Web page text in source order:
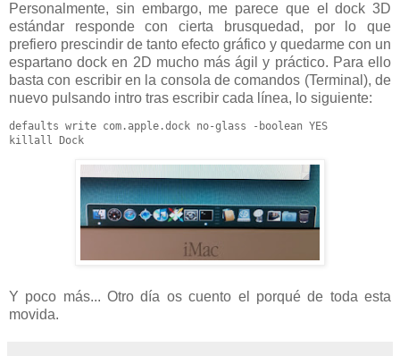
Personalmente, sin embargo, me parece que el dock 3D
estándar responde con cierta brusquedad, por lo que
prefiero prescindir de tanto efecto gráfico y quedarme con un
espartano dock en 2D mucho más ágil y práctico. Para ello
basta con escribir en la consola de comandos (Terminal), de
nuevo pulsando intro tras escribir cada línea, lo siguiente:
defaults write com.apple.dock no-glass -boolean YES
killall Dock
Y poco más... Otro día os cuento el porqué de toda esta
movida.